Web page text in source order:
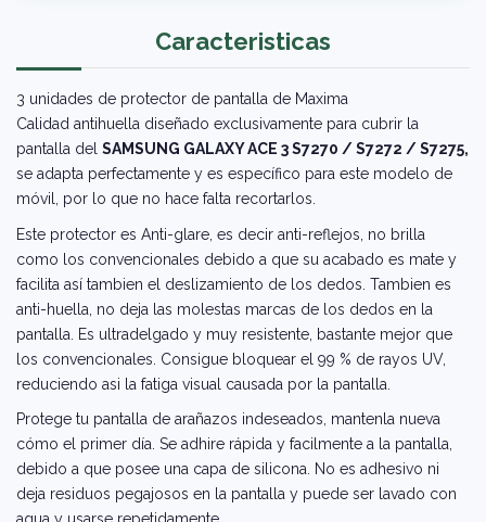
Caracteristicas
3 unidades de protector de pantalla de Maxima
Calidad antihuella diseñado exclusivamente para cubrir la
pantalla del SAMSUNG GALAXY ACE 3 S7270 / S7272 / S7275,
se adapta perfectamente y es específico para este modelo de
móvil, por lo que no hace falta recortarlos.
Este protector es Anti-glare, es decir anti-reflejos, no brilla
como los convencionales debido a que su acabado es mate y
facilita así tambien el deslizamiento de los dedos. Tambien es
anti-huella, no deja las molestas marcas de los dedos en la
pantalla. Es ultradelgado y muy resistente, bastante mejor que
los convencionales. Consigue bloquear el 99 % de rayos UV,
reduciendo asi la fatiga visual causada por la pantalla.
Protege tu pantalla de arañazos indeseados, mantenla nueva
cómo el primer día. Se adhire rápida y facilmente a la pantalla,
debido a que posee una capa de silicona. No es adhesivo ni
deja residuos pegajosos en la pantalla y puede ser lavado con